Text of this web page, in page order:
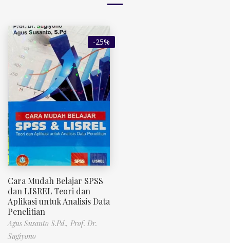
-25%
Cara Mudah Belajar SPSS
dan LISREL Teori dan
Aplikasi untuk Analisis Data
Penelitian
Agus Susanto S.Pd., Prof. Dr.
Sugiyono